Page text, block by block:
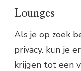
Lounges
Als je op zoek
privacy, kun je
krijgen tot een